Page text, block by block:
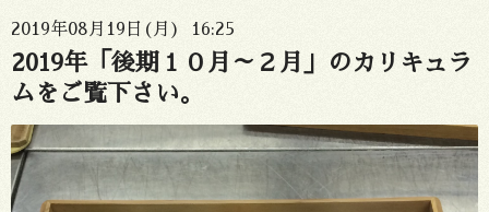
2019年08月19日(月) 16:25
2019年「後期１０月～２月」のカリキュラ
ムをご覧下さい。